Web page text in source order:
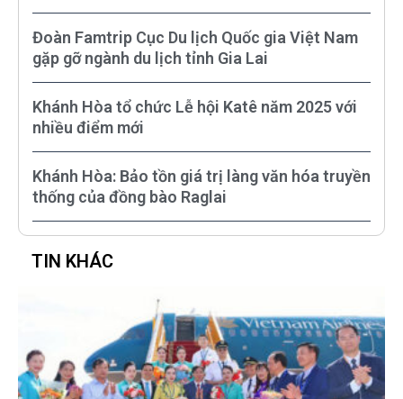
Đoàn Famtrip Cục Du lịch Quốc gia Việt Nam
gặp gỡ ngành du lịch tỉnh Gia Lai
Khánh Hòa tổ chức Lễ hội Katê năm 2025 với
nhiều điểm mới
Khánh Hòa: Bảo tồn giá trị làng văn hóa truyền
thống của đồng bào Raglai
TIN KHÁC